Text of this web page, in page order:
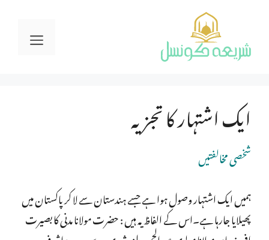
content
ایک اشتہار کا تجزیہ
شخصی مخالفتیں
ہمیں ایک اشتہار وصول ہوا ہے جسے ہندستان سے لا کر پاکستان میں
پھیلایا جارہا ہے۔اس کے الفاظ یہ ہیں : حضرت مولانا مدنی کا بصیرت